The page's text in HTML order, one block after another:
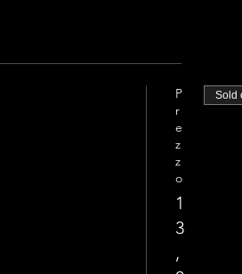
P
r
e
z
z
o
1
3
,
Sold